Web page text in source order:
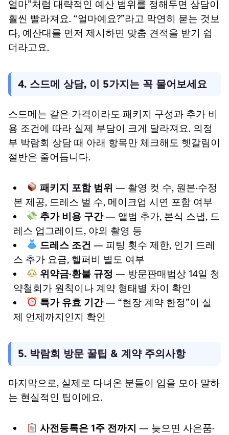
얼마”처럼 대략적인 예산 범위를 정해두면 상담이
훨씬 빨라져요. “얼마예요?”라고 막연히 묻는 것보
다, 예산대를 먼저 제시하면 맞춤 견적을 받기 쉽
더라고요.
4. 스드메 상담, 이 5가지는 꼭 물어보세요
스드메는 같은 가격이라도 패키지 구성과 추가 비
용 조건에 따라 실제 부담이 크게 달라져요. 의정
부 박람회 상담 때 아래 항목만 체크해도 헷갈림이
절반은 줄어듭니다.
패키지 포함 범위 — 촬영 컷 수, 원본·수정
본 제공, 드레스 벌 수, 메이크업 시연 포함 여부
추가 비용 구간— 앨범 추가, 본식 스냅, 드
레스 업그레이드, 야외 촬영 등
드레스 조건 — 피팅 횟수 제한, 인기 드레
스 추가 요금, 헬퍼비 별도 여부
위약금·환불 규정 — 방문판매법상 14일 청
약철회가 원칙이나 계약 형태별 차이 확인
특가 유효 기간— “현장 계약 한정”이 실
제 언제까지인지 확인
5. 박람회 방문 꿀팁 & 계약 주의사항
마지막으로, 실제로 다녀온 분들이 입을 모아 말하
는 현실적인 팁이에요.
사전등록은 1주 전까지 — 늦으면 사은품·